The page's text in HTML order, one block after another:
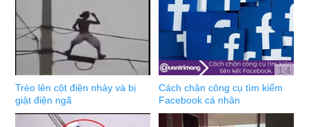
Trèo lên cột điện nhảy và bị
giật điện ngã
1:4
Cách chặn công cụ tìm kiếm
Facebook cá nhân